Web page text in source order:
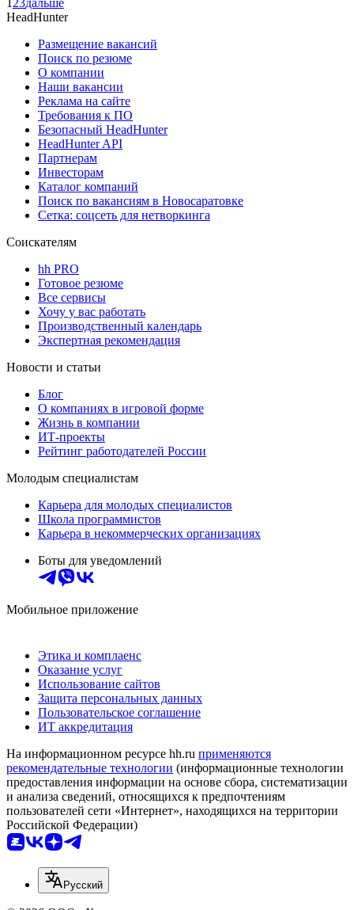
1 23дальше
HeadHunter
Размещение вакансий
Поиск по резюме
О компании
Наши вакансии
Реклама на сайте
Требования к ПО
Безопасный HeadHunter
HeadHunter API
Партнерам
Инвесторам
Каталог компаний
Поиск по вакансиям в Новосаратовке
Сетка: соцсеть для нетворкинга
Соискателям
hh PRO
Готовое резюме
Все сервисы
Хочу у вас работать
Производственный календарь
Экспертная рекомендация
Новости и статьи
Блог
О компаниях в игровой форме
Жизнь в компании
ИТ-проекты
Рейтинг работодателей России
Молодым специалистам
Карьера для молодых специалистов
Школа программистов
Карьера в некоммерческих организациях
Боты для уведомлений
Мобильное приложение
Этика и комплаенс
Оказание услуг
Использование сайтов
Защита персональных данных
Пользовательское соглашение
ИТ аккредитация
На информационном ресурсе hh.ru применяются
рекомендательные технологии (информационные технологии
предоставления информации на основе сбора, систематизации
и анализа сведений, относящихся к предпочтениям
пользователей сети «Интернет», находящихся на территории
Российской Федерации)
Русский